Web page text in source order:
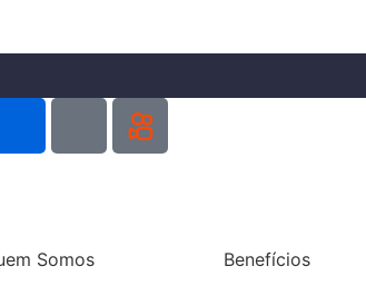
Somos Benefícios